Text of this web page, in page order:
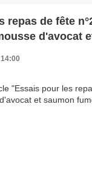
repas de fête
d'avocat